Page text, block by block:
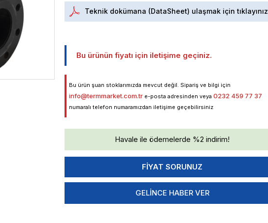
Teknik dokümana (DataSheet) ulaşmak için tıklayınız
Bu ürünün fiyatı için iletişime geçiniz.
Bu ürün şuan stoklarımızda mevcut değil. Sipariş ve bilgi için
info@termmarket.com.tr e-posta adresinden veya 0232 459 77 37
numaralı telefon numaramızdan iletişime geçebilirsiniz
Havale ile ödemelerde %2 indirim!
GELINCE HABER VER